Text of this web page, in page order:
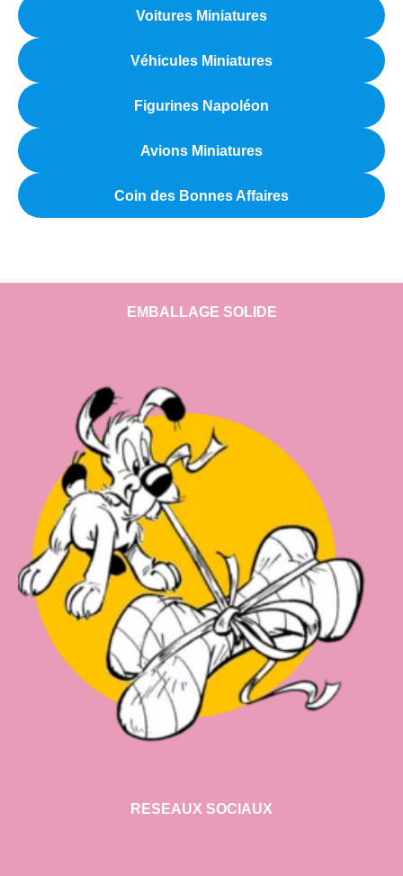
Voitures Miniatures
Véhicules Miniatures
Figurines Napoléon
Avions Miniatures
Coin des Bonnes Affaires
EMBALLAGE SOLIDE
RESEAUX SOCIAUX